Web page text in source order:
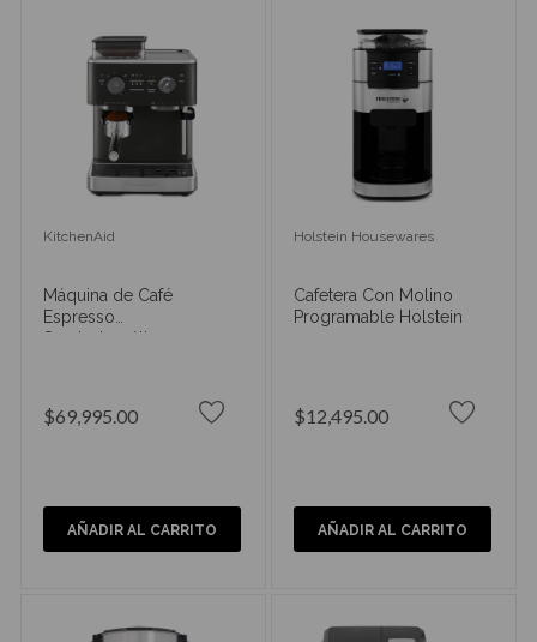
KitchenAid
Máquina de Café
Espresso
Semiautomática con
$69,995.00
AÑADIR AL CARRITO
Holstein Housewares
Cafetera Con Molino
Programable Holstein
$12,495.00
AÑADIR AL CARRITO